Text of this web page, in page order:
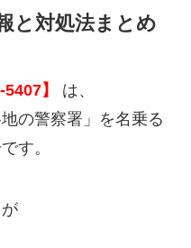
と対処法まとめ
】
は、
の警察署」を名乗る
す。